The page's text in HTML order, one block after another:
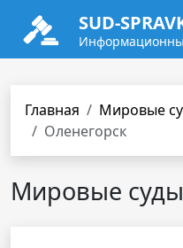
SUD-
Главная Мировые
Оленегорск
Мировые